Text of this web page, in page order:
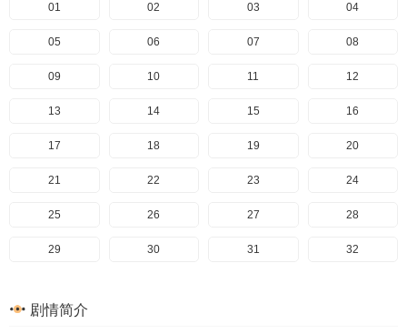
01 02 03 04
05 06 07 08
09 10 11 12
13 14 15 16
17 18 19 20
21 22 23 24
25 26 27 28
29 30 31 32
37
剧情简介